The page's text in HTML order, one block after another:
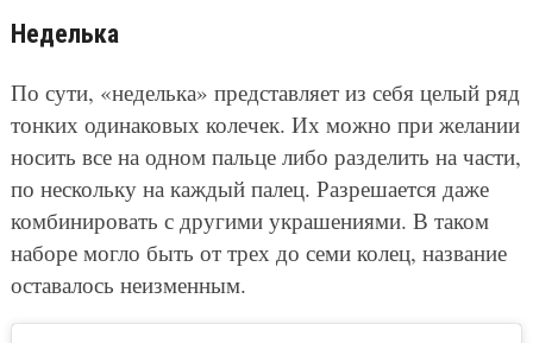
Неделька
По сути, «неделька» представляет из себя целый ряд
тонких одинаковых колечек. Их можно при желании
носить все на одном пальце либо разделить на части,
по нескольку на каждый палец. Разрешается даже
комбинировать с другими украшениями. В таком
наборе могло быть от трех до семи колец, название
оставалось неизменным.